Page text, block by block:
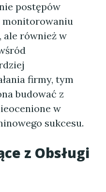
postępów
monitorowaniu
ale również w
firmy, tym
budować z
w
sukcesu.
z Obsługi